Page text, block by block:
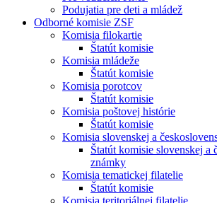
Podujatia pre deti a mládež
Odborné komisie ZSF
Komisia filokartie
Štatút komisie
Komisia mládeže
Štatút komisie
Komisia porotcov
Štatút komisie
Komisia poštovej histórie
Štatút komisie
Komisia slovenskej a
Štatút komisie slovenskej a
známky
Komisia tematickej filatelie
Štatút komisie
Komisia teritoriálnej filatelie